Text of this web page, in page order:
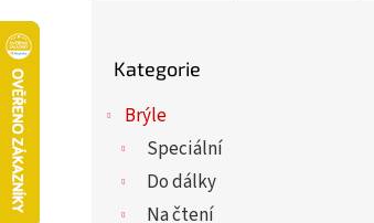
kategorie
Kategorie
Brýle
Speciální
Do dálky
Na čtení